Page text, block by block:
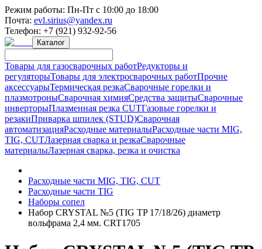
Режим работы: Пн-Пт с 10:00 до 18:00
Почта: evl.sirius@yandex.ru
Телефон: +7 (921) 932-92-56
Каталог
Товары для газосварочных работРедукторы и
регуляторыТовары для электросварочных работПрочие
аксессуарыТермическая резкаСварочные горелки и
плазмотроныСварочная химияСредства защитыСварочные
инверторыПлазменная резка CUTГазовые горелки и
резакиПриварка шпилек (STUD)Сварочная
автоматизацияРасходные материалыРасходные части MIG,
TIG, CUTЛазерная сварка и резкаСварочные
материалыЛазерная сварка, резка и очистка
Расходные части MIG, TIG, CUT
Расходные части TIG
Наборы сопел
Набор CRYSTAL №5 (TIG TP 17/18/26) диаметр
вольфрама 2,4 мм. CRT1705